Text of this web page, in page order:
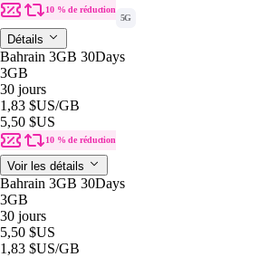
10 % de réduction
5G
Détails
Bahrain 3GB 30Days
3GB
30 jours
1,83 $US/GB
5,50 $US
10 % de réduction
Voir les détails
Bahrain 3GB 30Days
3GB
30 jours
5,50 $US
1,83 $US/GB